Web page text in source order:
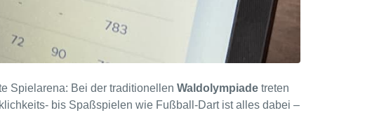
Spielarena: Bei der traditionellen Waldolympiade treten
bis Spaßspielen wie Fußball-Dart ist alles dabei –